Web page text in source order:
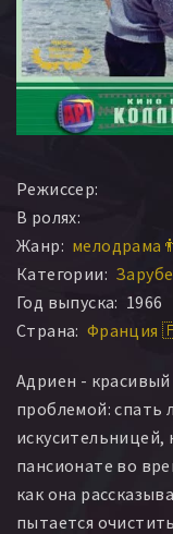
Режиссер:
В ролях:
Жанр: мелодрама
Категории:
Год выпуска: 1966
Страна: Франция
Адриен -
проблемой: спать
пансионате во
как она
пытается